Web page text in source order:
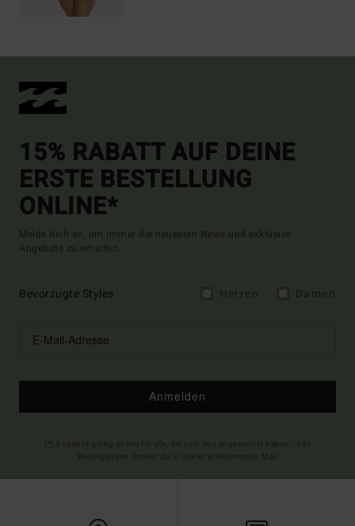
15% RABATT AUF DEINE
ERSTE BESTELLUNG
ONLINE*
Melde dich an, um immer die neuesten News und exklusive
Angebote zu erhalten.
Bevorzugte Styles
Anmelden